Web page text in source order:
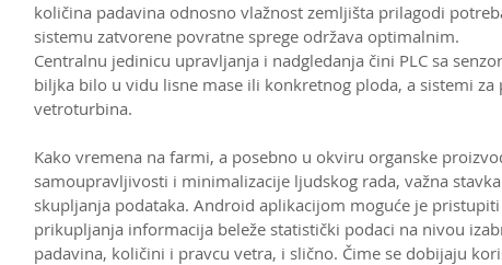
količina padavina odnosno vlažnost zemljišta prilagodi
sistemu zatvorene povratne sprege održava optimalnim.
Centralnu jedinicu upravljanja i nadgledanja čini PLC sa
biljka bilo u vidu lisne mase ili konkretnog ploda, a sistemi
vetroturbina.
Kako vremena na farmi, a posebno u okviru organske
samoupravljivosti i minimalizacije ljudskog rada, važna
skupljanja podataka. Android aplikacijom moguće je
prikupljanja informacija beleže statistički podaci na nivou
padavina, količini i pravcu vetra, i slično. Čime se dobijaju